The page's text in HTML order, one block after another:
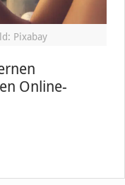
Pixabay
Online-